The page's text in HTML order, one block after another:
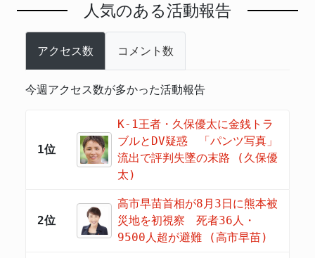
人気のある活動報告
アクセス数 コメント数
今週アクセス数が多かった活動報告
1位
K-1王者・久保優太に金銭トラ
ブルとDV疑惑 「パンツ写真」
流出で評判失墜の末路 (久保優
太)
2位
高市早苗首相が8月3日に熊本被
災地を初視察 死者36人・
9500人超が避難 (高市早苗)